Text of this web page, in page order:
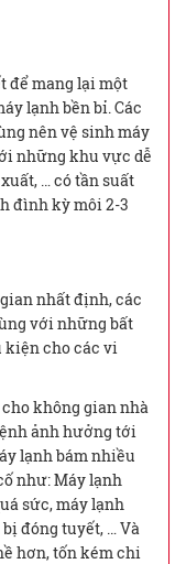
để mang lại một
lạnh bền bỉ. Các
nên vệ sinh máy
những khu vực dễ
… có tần suất
đình kỳ môi 2-3
nhất định, các
với những bất
kiện cho các vi
không gian nhà
ảnh hưởng tới
lạnh bám nhiều
như: Máy lạnh
sức, máy lạnh
đóng tuyết, … Và
hơn, tốn kém chi